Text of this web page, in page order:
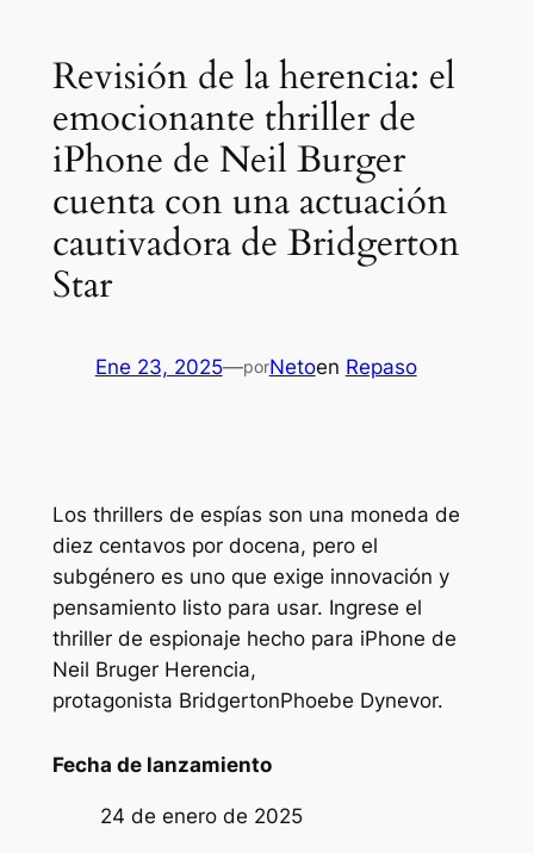
Revisión de la herencia: el
emocionante thriller de
iPhone de Neil Burger
cuenta con una actuación
cautivadora de Bridgerton
Star
Ene 23, 2025—porNetoen Repaso
Los thrillers de espías son una moneda de
diez centavos por docena, pero el
subgénero es uno que exige innovación y
pensamiento listo para usar. Ingrese el
thriller de espionaje hecho para iPhone de
Neil Bruger Herencia,
protagonista BridgertonPhoebe Dynevor.
Fecha de lanzamiento
24 de enero de 2025